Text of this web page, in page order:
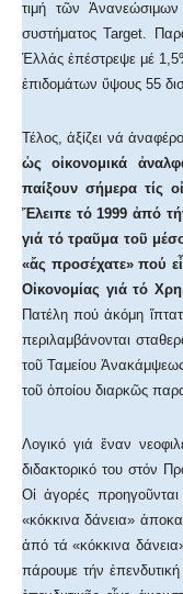
τιμή τῶν
συστήματος Target.
Ἑλλάς ἐπέστρεψε μέ
ἐπιδομάτων ὕψους 55
Τέλος, ἀξίζει νά
ὡς οἰκονομικά
παίξουν σήμερα τίς
Ἔλειπε τό 1999 ἀπό
γιά τό τραῦμα τοῦ
«ἄς προσέχατε» πού
Οἰκονομίας γιά τό
Πατέλη πού ἀκόμη
περιλαμβάνονται
τοῦ Ταμείου
τοῦ ὁποίου διαρκῶς
Λογικό γιά ἕναν
διδακτορικό του στόν
Οἱ ἀγορές
«κόκκινα δάνεια»
ἀπό τά «κόκκινα
πάρουμε τήν ἐπενδυτική